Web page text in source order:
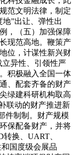
范文明法律，制定
”出让、弹性出
，（五）加强保障
现范高地。鞭策产
位，计谋性新兴财
立异性、引领性严
积极融入全国一体
、配套齐备的财产
绿建科研机构取高
联动的财产推进新
件制制。财产规模
保配备财产，并将
转换、UART、
国度级会展品